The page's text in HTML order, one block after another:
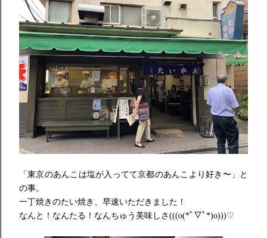
「東京のあんこは塩が入ってて京都のあんこより好き〜」と
の事。
一丁焼きのたい焼き、早速いただきました！
なんと！なんたる！なんちゅう美味しさ(((o(*ﾟ▽ﾟ*)o)))♡